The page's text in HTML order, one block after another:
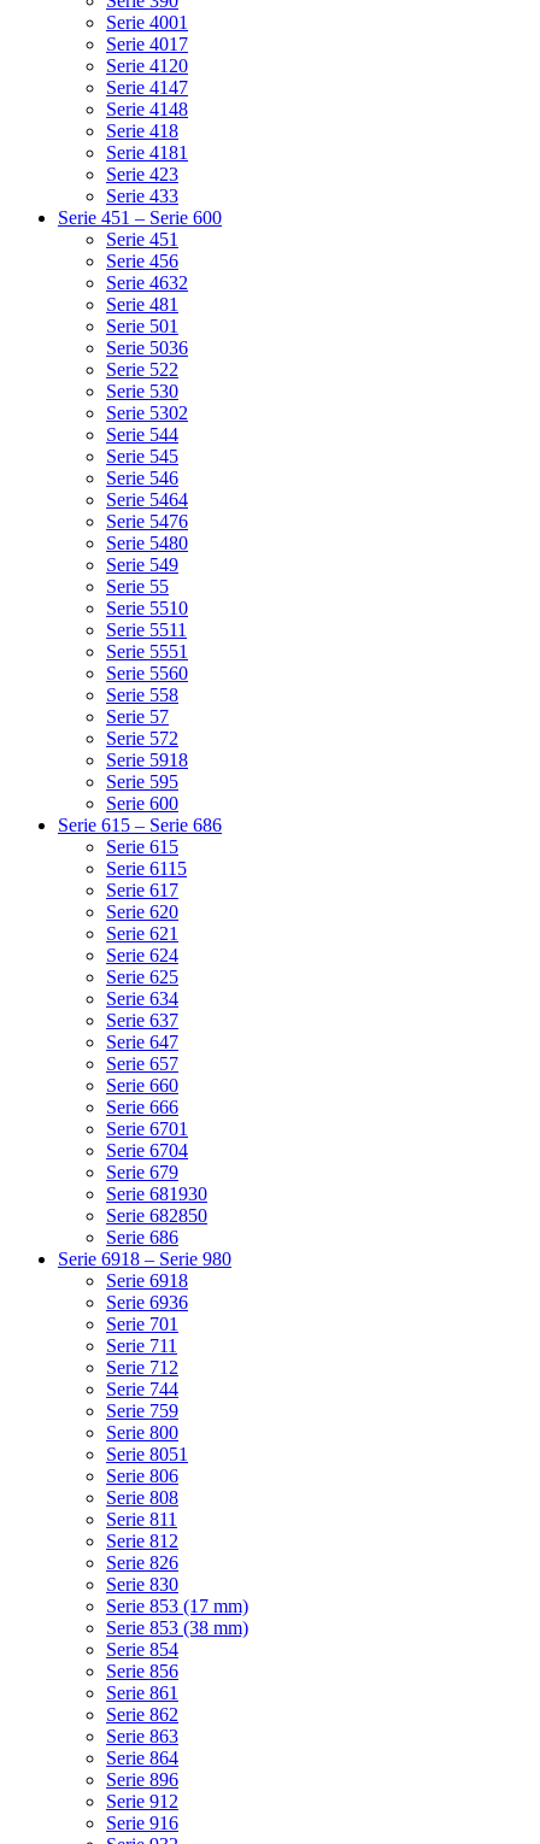
Serie 4001
Serie 4017
Serie 4120
Serie 4147
Serie 4148
Serie 418
Serie 4181
Serie 423
Serie 433
Serie 451 – Serie 600
Serie 451
Serie 456
Serie 4632
Serie 481
Serie 501
Serie 5036
Serie 522
Serie 530
Serie 5302
Serie 544
Serie 545
Serie 546
Serie 5464
Serie 5476
Serie 5480
Serie 549
Serie 55
Serie 5510
Serie 5511
Serie 5551
Serie 5560
Serie 558
Serie 57
Serie 572
Serie 5918
Serie 595
Serie 600
Serie 615 – Serie 686
Serie 615
Serie 6115
Serie 617
Serie 620
Serie 621
Serie 624
Serie 625
Serie 634
Serie 637
Serie 647
Serie 657
Serie 660
Serie 666
Serie 6701
Serie 6704
Serie 679
Serie 681930
Serie 682850
Serie 686
Serie 6918 – Serie 980
Serie 6918
Serie 6936
Serie 701
Serie 711
Serie 712
Serie 744
Serie 759
Serie 800
Serie 8051
Serie 806
Serie 808
Serie 811
Serie 812
Serie 826
Serie 830
Serie 853 (17 mm)
Serie 853 (38 mm)
Serie 854
Serie 856
Serie 861
Serie 862
Serie 863
Serie 864
Serie 896
Serie 912
Serie 916